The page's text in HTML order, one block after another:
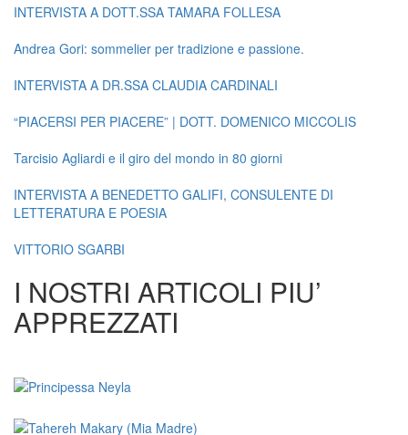
INTERVISTA A DOTT.SSA TAMARA FOLLESA
Andrea Gori: sommelier per tradizione e passione.
INTERVISTA A DR.SSA CLAUDIA CARDINALI
“PIACERSI PER PIACERE” | DOTT. DOMENICO MICCOLIS
Tarcisio Agliardi e il giro del mondo in 80 giorni
INTERVISTA A BENEDETTO GALIFI, CONSULENTE DI
LETTERATURA E POESIA
VITTORIO SGARBI
I NOSTRI ARTICOLI PIU’
APPREZZATI